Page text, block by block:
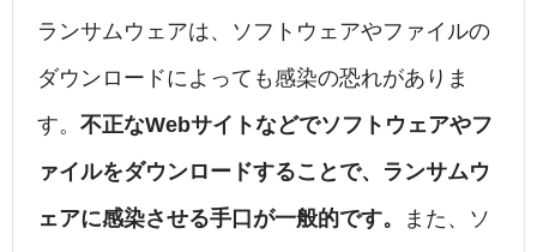
ランサムウェアは、ソフトウェアやファイルの
ダウンロードによっても感染の恐れがありま
す。 不正なWebサイトなどでソフトウェアやフ
ァイルをダウンロードすることで、ランサムウ
ェアに感染させる手口が一般的です。
また、ソ